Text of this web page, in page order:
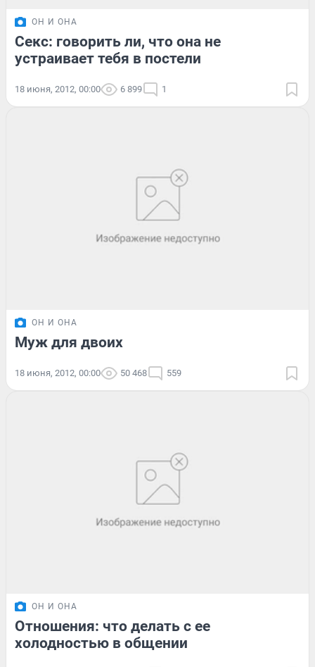
ОН И ОНА
Секс: говорить ли, что она не
устраивает тебя в постели
18 июня, 2012, 00:00 6 899 1
ОН И ОНА
Муж для двоих
18 июня, 2012, 00:00 50 468 559
ОН И ОНА
Отношения: что делать с ее
холодностью в общении